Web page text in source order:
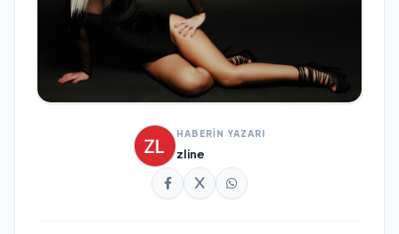
HABERİN YAZARI
zline